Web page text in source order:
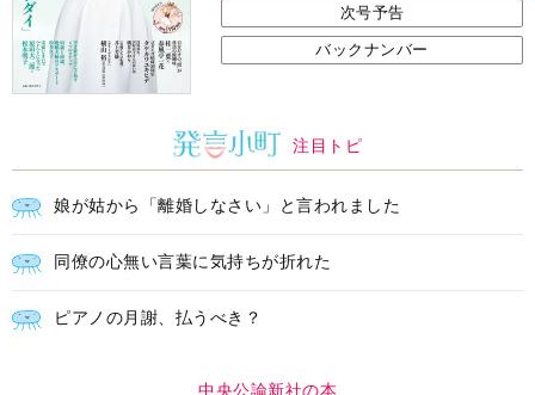
娘が姑から「離婚しなさい」と言われました
同僚の心無い言葉に気持ちが折れた
ピアノの月謝、払うべき？
中央公論新社の本
52ヘルツのクジラたち